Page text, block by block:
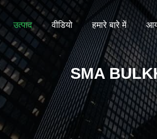
उत्पाद वीडियो हमारे बारे में
SMA